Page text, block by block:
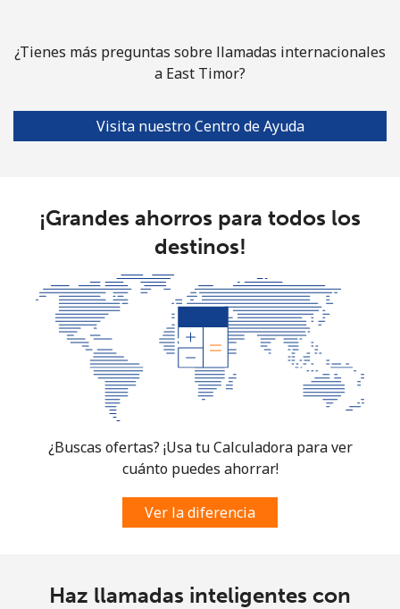
¿Tienes más preguntas sobre llamadas internacionales
a East Timor?
Visita nuestro Centro de Ayuda
¡Grandes ahorros para todos los
destinos!
¿Buscas ofertas? ¡Usa tu Calculadora para ver
cuánto puedes ahorrar!
Ver la diferencia
Haz llamadas inteligentes con